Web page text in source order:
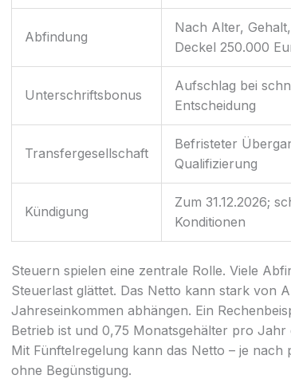
Abfindung
Nach Alter,
Deckel 250.000
Unterschriftsbonus
Aufschlag bei
Entscheidung
Transfergesellschaft
Befristeter
Qualifizierung
Kündigung
Zum 31.12.2026;
Konditionen
Steuern spielen eine zentrale Rolle. Viele
Steuerlast glättet. Das Netto kann stark von
Jahreseinkommen abhängen. Ein
Betrieb ist und 0,75 Monatsgehälter pro
Mit Fünftelregelung kann das Netto – je
ohne Begünstigung.